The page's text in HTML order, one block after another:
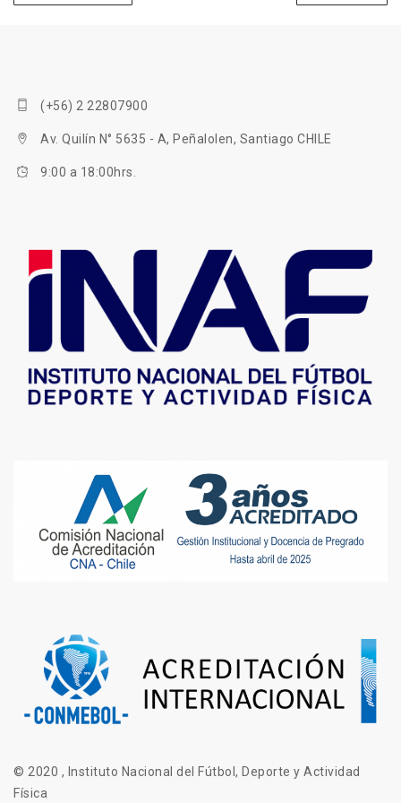
(+56) 2 22807900
Av. Quilín N° 5635 - A, Peñalolen, Santiago CHILE
9:00 a 18:00hrs.
© 2020 , Instituto Nacional del Fútbol, Deporte y Actividad
Física